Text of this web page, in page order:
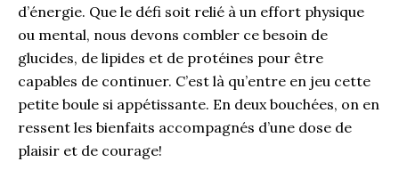
d’énergie. Que le défi soit relié à un effort physique
ou mental, nous devons combler ce besoin de
glucides, de lipides et de protéines pour être
capables de continuer. C’est là qu’entre en jeu cette
petite boule si appétissante. En deuxbouchées, on en
ressent les bienfaits accompagnés d’une dose de
plaisir et de courage!